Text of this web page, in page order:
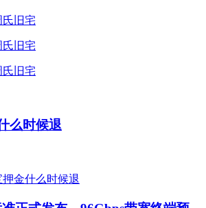
么时候退